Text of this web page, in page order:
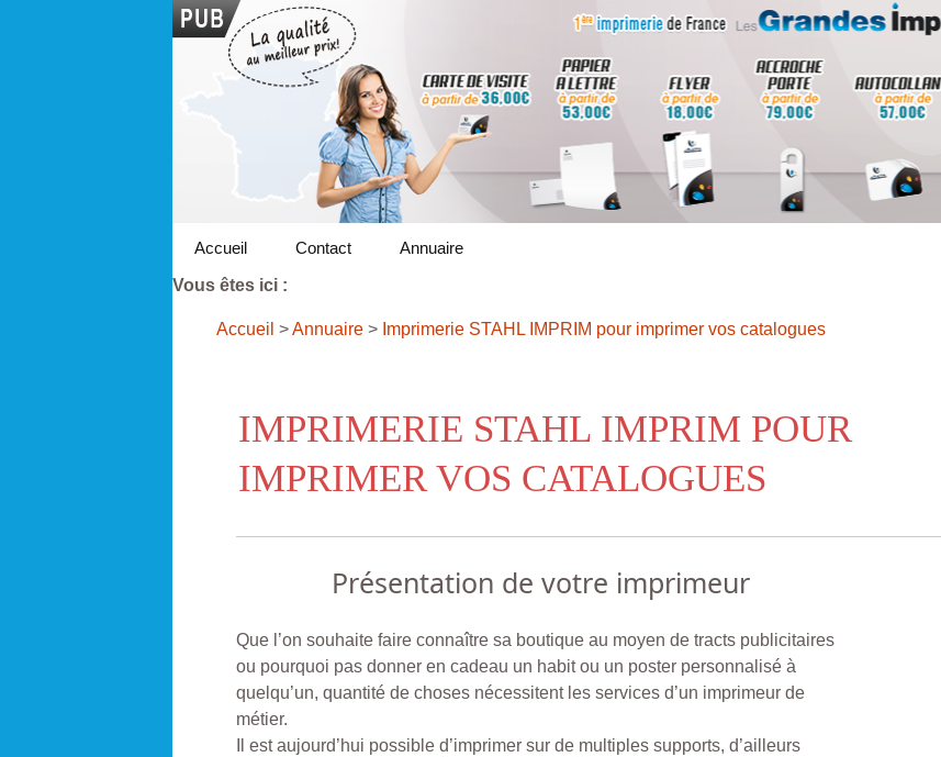
Accueil Contact
Annuaire
Vous êtes ici :
Accueil >Annuaire > Imprimerie STAHL IMPRIM pour imprimer vos catalogues
IMPRIMERIE STAHL IMPRIM POUR
IMPRIMER VOS CATALOGUES
Présentation de votre imprimeur
Que l’on souhaite faire connaître sa boutique au moyen de tracts publicitaires
ou pourquoi pas donner en cadeau un habit ou un poster personnalisé à
quelqu’un, quantité de choses nécessitent les services d’un imprimeur de
métier.
Il est aujourd’hui possible d’imprimer sur de multiples supports, d’ailleurs